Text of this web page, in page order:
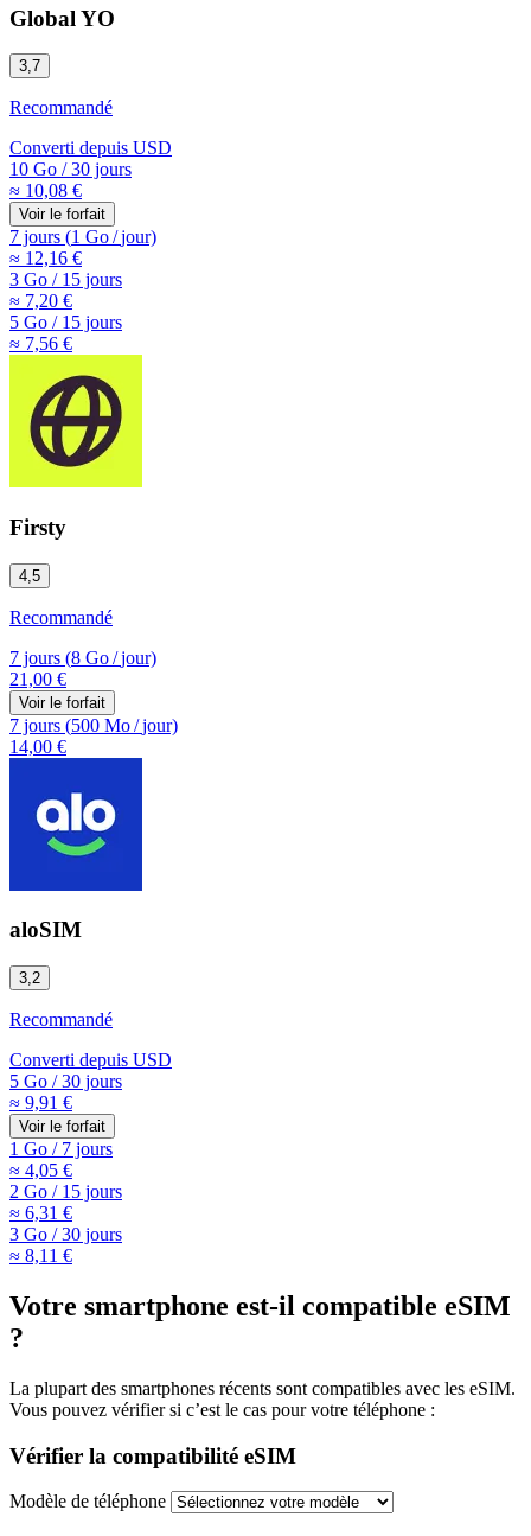
Global YO
3,7
Recommandé
Converti depuis USD
10 Go /30 jours
≈ 10,08 €
Voir le forfait
7 jours (1 Go/jour)
≈ 12,16 €
3 Go /15 jours
≈ 7,20 €
5 Go /15 jours
≈ 7,56 €
Firsty
4,5
Recommandé
7 jours (8 Go/jour)
21,00 €
Voir le forfait
7 jours (500 Mo/jour)
14,00 €
aloSIM
3,2
Recommandé
Converti depuis USD
5 Go /30 jours
≈ 9,91 €
Voir le forfait
1 Go /7 jours
≈ 4,05 €
2 Go /15 jours
≈ 6,31 €
3 Go /30 jours
≈ 8,11 €
Votre smartphone est-il compatible eSIM
?
La plupart des smartphones récents sont compatibles avec les eSIM.
Vous pouvez vérifier si c’est le cas pour votre téléphone :
Vérifier la compatibilité eSIM
Modèle de téléphone